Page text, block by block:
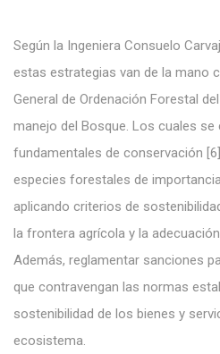
Según la Ingeniera Consuelo
estas estrategias van de la mano
General de Ordenación Forestal
manejo del Bosque. Los cuales
fundamentales de conservación
especies forestales de
aplicando criterios de
la frontera agrícola y la
Además, reglamentar sanciones
que contravengan las normas
sostenibilidad de los bienes y
ecosistema.